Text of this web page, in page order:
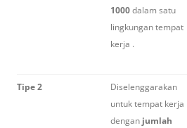
1000dalam satu
lingkungan tempat
kerja .
Tipe 2
Diselenggarakan
untuk tempat kerja
dengan jumlah